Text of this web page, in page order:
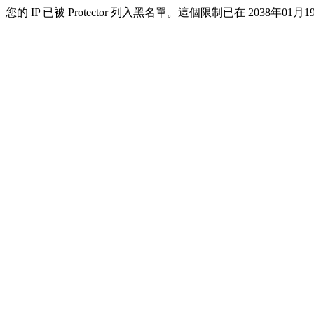
您的 IP 已被 Protector 列入黑名單。這個限制已在 2038年01月